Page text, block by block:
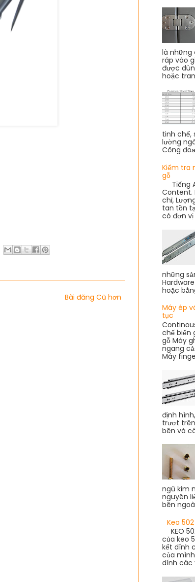
Bài đăng Cũ hơn
là những
ráp vào
được
hoặc
tinh chế,
lường
Công
Kiểm tra
gỗ
Tiếng
Content.
chỉ,
tan tồn
có đơn vị
những
hoặc
Máy ép
tục
chế biến
gỗ Máy
ngang
Máy
định
trượt
bên và
ngũ kim
nguyên
bên
Keo
KEO
của keo
kết dính
của
dính các